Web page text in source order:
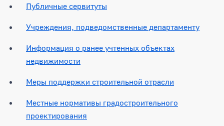
Публичные сервитуты
Учреждения, подведомственные департаменту
Информация о ранее учтенных объектах
недвижимости
Меры поддержки строительной отрасли
Местные нормативы градостроительного
проектирования